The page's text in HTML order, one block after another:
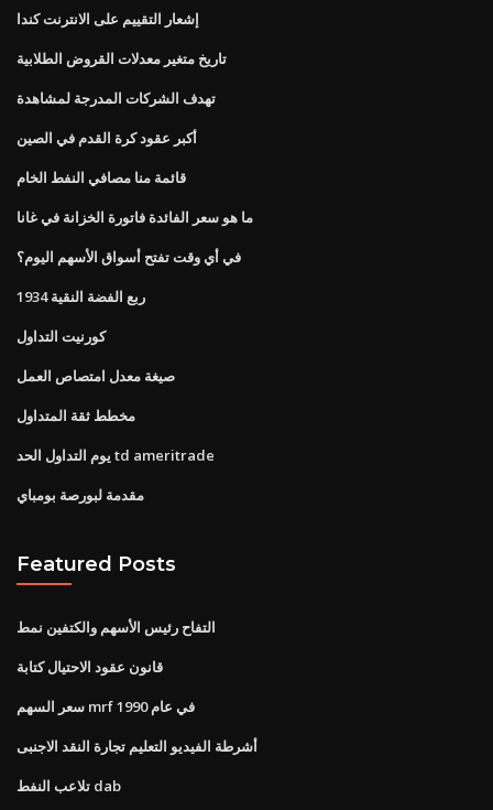
إشعار التقييم على الانترنت كندا
تاريخ متغير معدلات القروض الطلابية
تهدف الشركات المدرجة لمشاهدة
أكبر عقود كرة القدم في الصين
قائمة منا مصافي النفط الخام
ما هو سعر الفائدة فاتورة الخزانة في غانا
في أي وقت تفتح أسواق الأسهم اليوم؟
1934 ربع الفضة النقية
كورنيت التداول
صيغة معدل امتصاص العمل
مخطط ثقة المتداول
يوم التداول الحد td ameritrade
مقدمة لبورصة بومباي
Featured Posts
التفاح رئيس الأسهم والكتفين نمط
قانون عقود الاحتيال كتابة
سعر السهم mrf في عام 1990
أشرطة الفيديو التعليم تجارة النقد الاجنبى
تلاعب النفط dab